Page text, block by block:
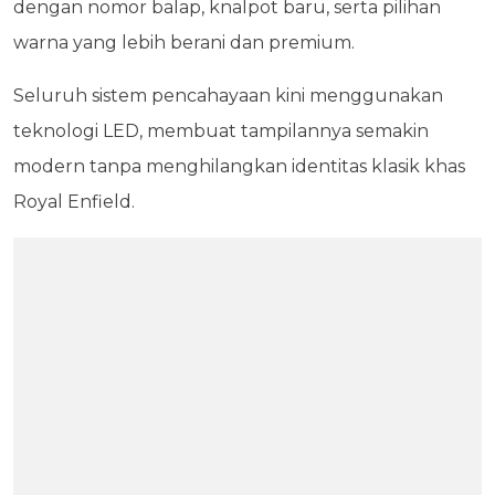
dengan nomor balap, knalpot baru, serta pilihan
warna yang lebih berani dan premium.
Seluruh sistem pencahayaan kini menggunakan
teknologi LED, membuat tampilannya semakin
modern tanpa menghilangkan identitas klasik khas
Royal Enfield.